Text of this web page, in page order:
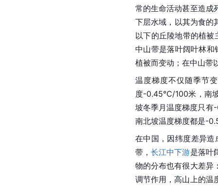
常的生命活动甚至造成
下层水域，以其为食的
以下的丘陵地带的植
中山带是落叶阔叶林
植被而变动；在中山带
温度梯度不仅随季节
度-0.45℃/100米，南
坡冬季月温度梯度只
南北坡温度梯度都是-
在中国，因纬度差异
带，长江中下游是落叶
物的分布也有很大差异
调节作用，高山上的温